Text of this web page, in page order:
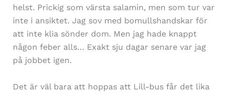
helst. Prickig som värsta salamin, men som tur var
inte i ansiktet. Jag sov med bomullshandskar för
att inte klia sönder dom. Men jag hade knappt
någon feber alls… Exakt sju dagar senare var jag
på jobbet igen.
Det är väl bara att hoppas att Lill-bus får det lika